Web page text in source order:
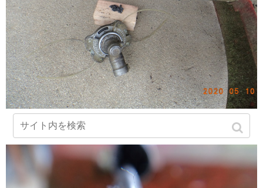
ヘッドのギヤ側もばらしてみました。